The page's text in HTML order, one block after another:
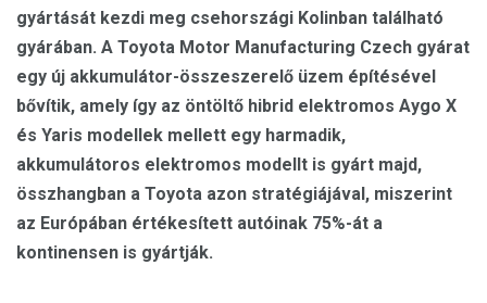
gyártását kezdi meg csehországi Kolinban található
gyárában. A Toyota Motor Manufacturing Czech gyárat
egy új akkumulátor-összeszerelő üzem építésével
bővítik, amely így az öntöltő hibrid elektromos Aygo X
és Yaris modellek mellett egy harmadik,
akkumulátoros elektromos modellt is gyárt majd,
összhangban a Toyota azon stratégiájával, miszerint
az Európában értékesített autóinak 75%-át a
kontinensen is gyártják.